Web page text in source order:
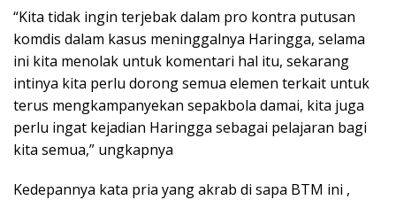
“Kita tidak ingin terjebak dalam pro kontra putusan
komdis dalam kasus meninggalnya Haringga, selama
ini kita menolak untuk komentari hal itu, sekarang
intinya kita perlu dorong semua elemen terkait untuk
terus mengkampanyekan sepakbola damai, kita juga
perlu ingat kejadian Haringga sebagai pelajaran bagi
kita semua,” ungkapnya
Kedepannya kata pria yang akrab di sapa BTM ini ,